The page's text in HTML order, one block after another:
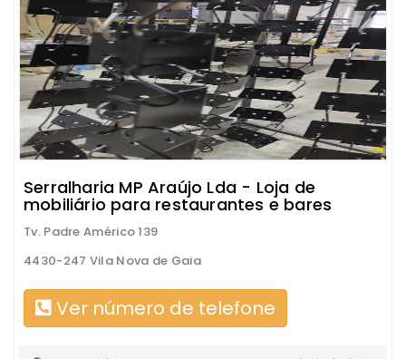
Serralharia MP Araújo Lda - Loja de
mobiliário para restaurantes e bares
Tv. Padre Américo 139
4430-247 Vila Nova de Gaia
Ver número de telefone